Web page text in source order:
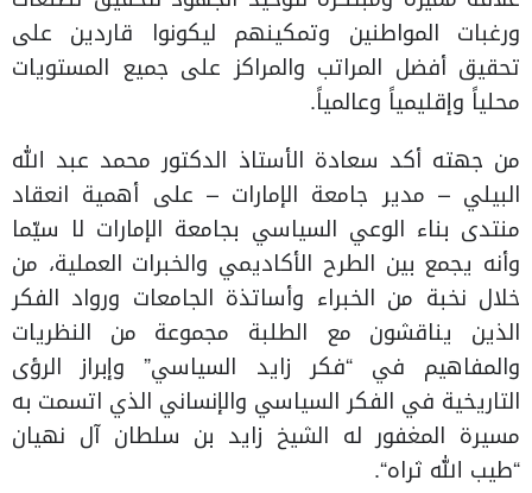
ورغبات المواطنين وتمكينهم ليكونوا قاردين على
تحقيق أفضل المراتب والمراكز على جميع المستويات
محلياً وإقليمياً وعالمياً.
من جهته أكد سعادة الأستاذ الدكتور محمد عبد الله
البيلي – مدير جامعة الإمارات – على أهمية انعقاد
منتدى بناء الوعي السياسي بجامعة الإمارات لا سيّما
وأنه يجمع بين الطرح الأكاديمي والخبرات العملية، من
خلال نخبة من الخبراء وأساتذة الجامعات ورواد الفكر
الذين يناقشون مع الطلبة مجموعة من النظريات
والمفاهيم في “فكر زايد السياسي” وإبراز الرؤى
التاريخية في الفكر السياسي والإنساني الذي اتسمت به
مسيرة المغفور له الشيخ زايد بن سلطان آل نهيان
“طيب الله ثراه“.